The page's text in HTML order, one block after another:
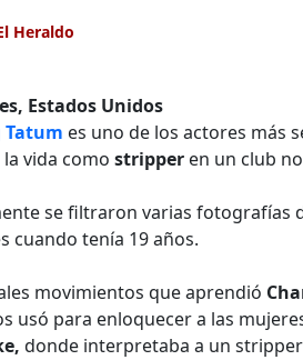
Heraldo
Estados Unidos
Tatum es uno de los actores más
vida como stripper en un club
se filtraron varias fotografías
cuando tenía 19 años.
movimientos que aprendió
usó para enloquecer a las
donde interpretaba a un stripper